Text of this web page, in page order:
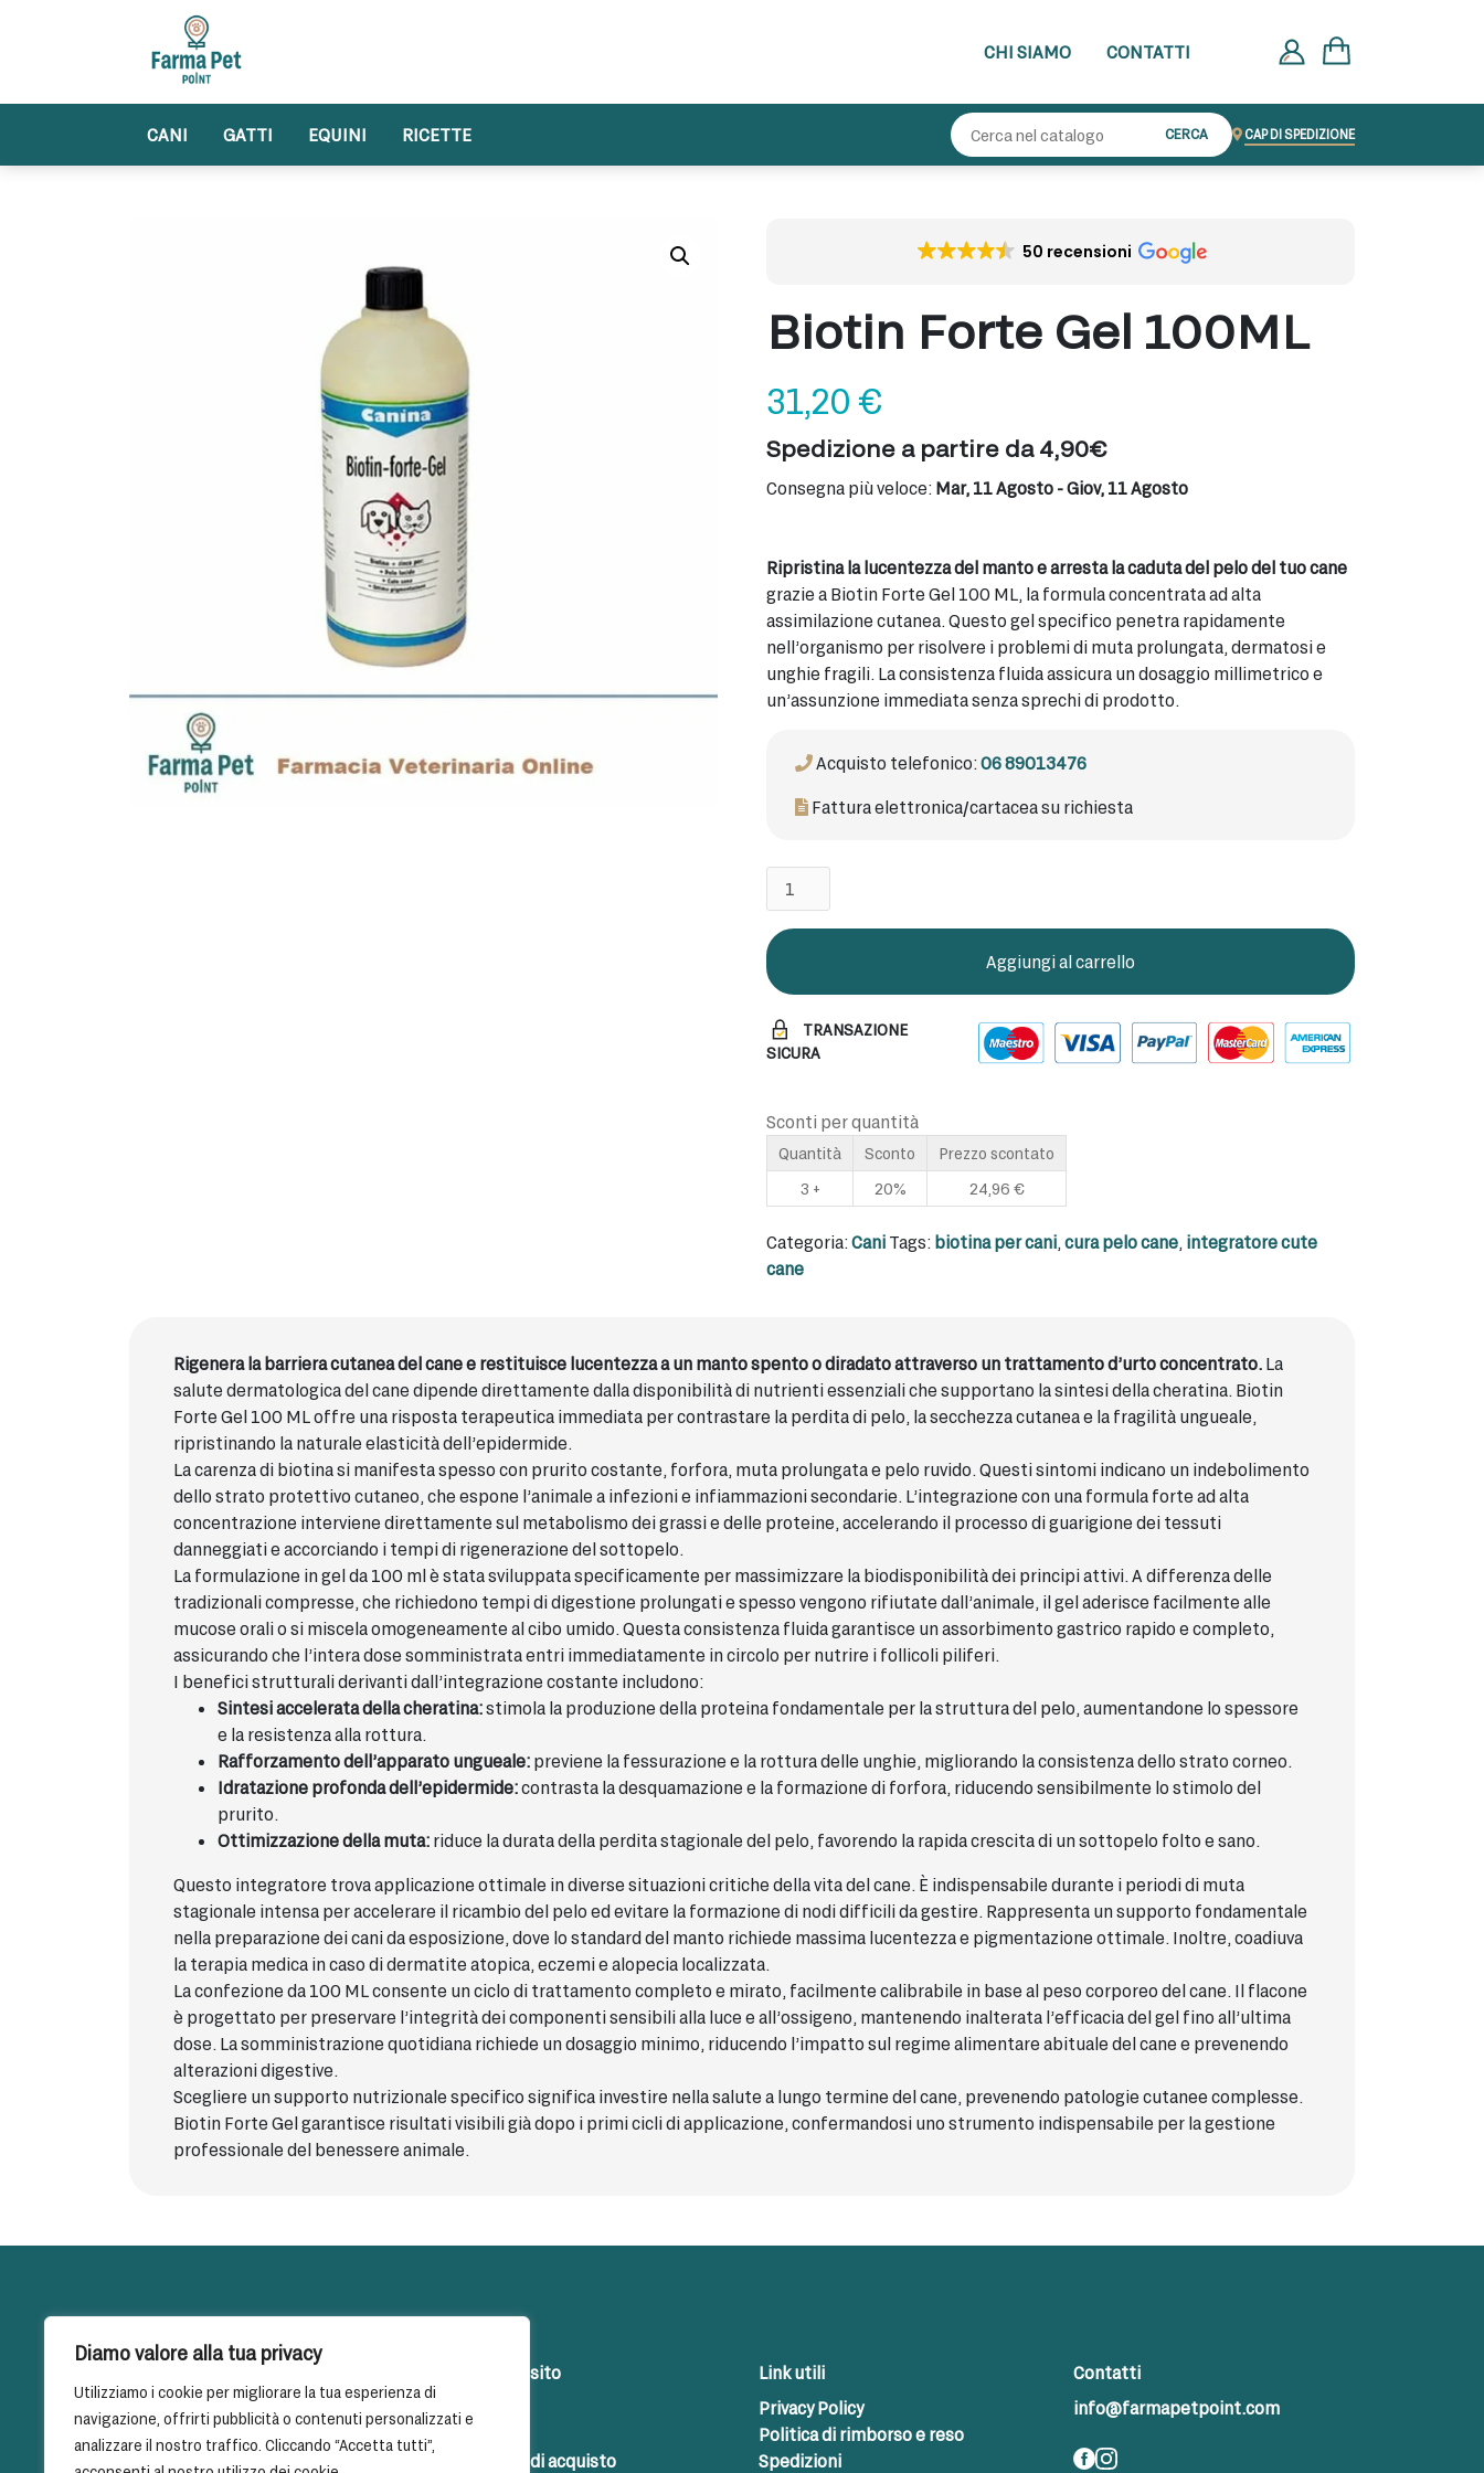
Diamo valore alla tua privacy
Utilizziamo i cookie per migliorare la tua esperienza di
navigazione, offrirti pubblicità o contenuti personalizzati e
analizzare il nostro traffico. Cliccando “Accetta tutti”,
CHI SIAMO CONTATTI
CANI GATTI EQUINI RICETTE CERCA CAP DI SPEDIZIONE
50 recensioni
Biotin Forte Gel 100ML
31,20 €
Spedizione a partire da 4,90€
Consegna più veloce: Mar, 11 Agosto - Giov, 11 Agosto
Ripristina la lucentezza del manto e arresta la caduta del pelo del tuo cane
grazie a Biotin Forte Gel 100 ML, la formula concentrata ad alta
assimilazione cutanea. Questo gel specifico penetra rapidamente
nell’organismo per risolvere i problemi di muta prolungata, dermatosi e
unghie fragili. La consistenza fluida assicura un dosaggio millimetrico e
un’assunzione immediata senza sprechi di prodotto.
Acquisto telefonico:06 89013476
Fattura elettronica/cartacea su richiesta
Biotin
Forte
Gel
100ML
quantità
Aggiungi al carrello
TRANSAZIONE
SICURA
Sconti per quantità
Quantità Sconto
Prezzo scontato
3 +
20% 24,96 €
Categoria:Cani Tags: biotina per cani ,cura pelo cane integratore cute
cane
Rigenera la barriera cutanea del cane e restituisce lucentezza a un manto spento o diradato attraverso un trattamento d’urto concentrato. La
salute dermatologica del cane dipende direttamente dalla disponibilità di nutrienti essenziali che supportano la sintesi della cheratina. Biotin
Forte Gel 100 ML offre una risposta terapeutica immediata per contrastare la perdita di pelo, la secchezza cutanea e la fragilità ungueale,
ripristinando la naturale elasticità dell’epidermide.
La carenza di biotina si manifesta spesso con prurito costante, forfora, muta prolungata e pelo ruvido. Questi sintomi indicano un indebolimento
dello strato protettivo cutaneo, che espone l’animale a infezioni e infiammazioni secondarie. L’integrazione con una formula forte ad alta
concentrazione interviene direttamente sul metabolismo dei grassi e delle proteine, accelerando il processo di guarigione dei tessuti
danneggiati e accorciando i tempi di rigenerazione del sottopelo.
La formulazione in gel da 100 ml è stata sviluppata specificamente per massimizzare la biodisponibilità dei principi attivi. A differenza delle
tradizionali compresse, che richiedono tempi di digestione prolungati e spesso vengono rifiutate dall’animale, il gel aderisce facilmente alle
mucose orali o si miscela omogeneamente al cibo umido. Questa consistenza fluida garantisce un assorbimento gastrico rapido e completo,
assicurando che l’intera dose somministrata entri immediatamente in circolo per nutrire i follicoli piliferi.
I benefici strutturali derivanti dall’integrazione costante includono:
Sintesi accelerata della cheratina:stimola la produzione della proteina fondamentale per la struttura del pelo, aumentandone lo spessore
e la resistenza alla rottura.
Rafforzamento dell’apparato ungueale: previene la fessurazione e la rottura delle unghie, migliorando la consistenza dello strato corneo.
Idratazione profonda dell’epidermide:contrasta la desquamazione e la formazione di forfora, riducendo sensibilmente lo stimolo del
prurito.
Ottimizzazione della muta: riduce la durata della perdita stagionale del pelo, favorendo la rapida crescita di un sottopelo folto e sano.
Questo integratore trova applicazione ottimale in diverse situazioni critiche della vita del cane. È indispensabile durante i periodi di muta
stagionale intensa per accelerare il ricambio del pelo ed evitare la formazione di nodi difficili da gestire. Rappresenta un supporto fondamentale
nella preparazione dei cani da esposizione, dove lo standard del manto richiede massima lucentezza e pigmentazione ottimale. Inoltre, coadiuva
la terapia medica in caso di dermatite atopica, eczemi e alopecia localizzata.
La confezione da 100 ML consente un ciclo di trattamento completo e mirato, facilmente calibrabile in base al peso corporeo del cane. Il flacone
è progettato per preservare l’integrità dei componenti sensibili alla luce e all’ossigeno, mantenendo inalterata l’efficacia del gel fino all’ultima
dose. La somministrazione quotidiana richiede un dosaggio minimo, riducendo l’impatto sul regime alimentare abituale del cane e prevenendo
alterazioni digestive.
Scegliere un supporto nutrizionale specifico significa investire nella salute a lungo termine del cane, prevenendo patologie cutanee complesse.
Biotin Forte Gel garantisce risultati visibili già dopo i primi cicli di applicazione, confermandosi uno strumento indispensabile per la gestione
professionale del benessere animale.
Mappa del sito
Condizioni di acquisto
Link utili
Privacy Policy
Politica di rimborso e reso
Spedizioni
Contatti
info@farmapetpoint.com